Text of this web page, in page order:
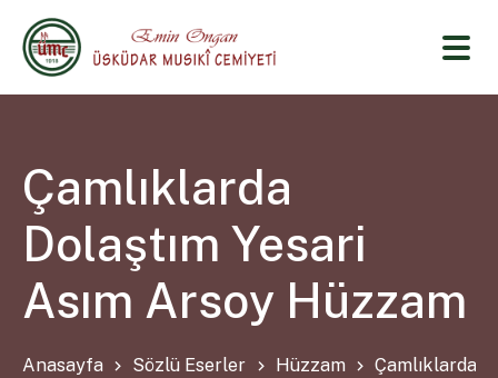
Çamlıklarda
Dolaştım Yesari
Asım Arsoy Hüzzam
Anasayfa Sözlü Eserler Hüzzam Çamlıklarda